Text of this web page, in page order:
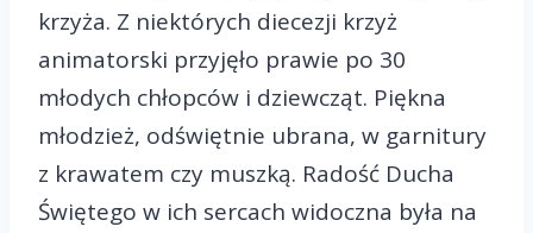
krzyża. Z niektórych diecezji krzyż
animatorski przyjęło prawie po 30
młodych chłopców i dziewcząt. Piękna
młodzież, odświętnie ubrana, w garnitury
z krawatem czy muszką. Radość Ducha
Świętego w ich sercach widoczna była na